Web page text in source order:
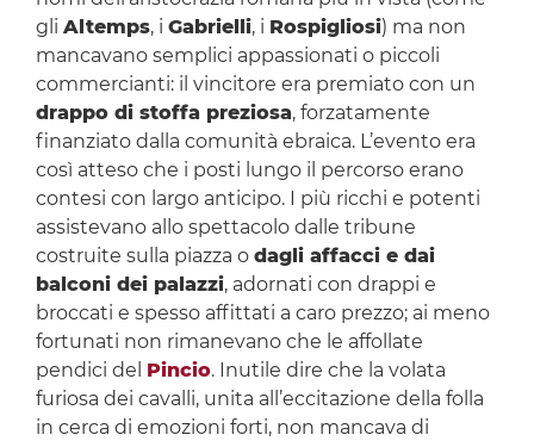
gli Altemps, i Gabrielli, i Rospigliosi) ma non
mancavano semplici appassionati o piccoli
commercianti: il vincitore era premiato con un
drappo di stoffa preziosa, forzatamente
finanziato dalla comunità ebraica. L’evento era
così atteso che i posti lungo il percorso erano
contesi con largo anticipo. I più ricchi e potenti
assistevano allo spettacolo dalle tribune
costruite sulla piazza o dagli affacci e dai
balconi dei palazzi, adornati con drappi e
broccati e spesso affittati a caro prezzo; ai meno
fortunati non rimanevano che le affollate
pendici del Pincio. Inutile dire che la volata
furiosa dei cavalli, unita all’eccitazione della folla
in cerca di emozioni forti, non mancava di